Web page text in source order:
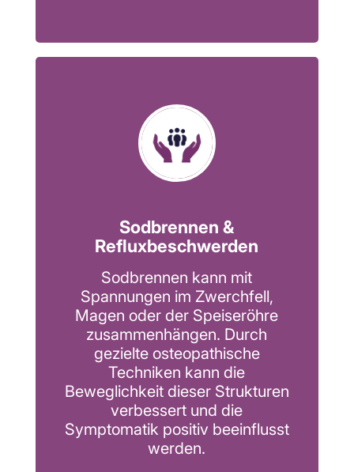
Sodbrennen &
Refluxbeschwerden
Sodbrennen kann mit
Spannungen im Zwerchfell,
Magen oder der Speiseröhre
zusammenhängen. Durch
gezielte osteopathische
Techniken kann die
Beweglichkeit dieser Strukturen
verbessert und die
Symptomatik positiv beeinflusst
werden.